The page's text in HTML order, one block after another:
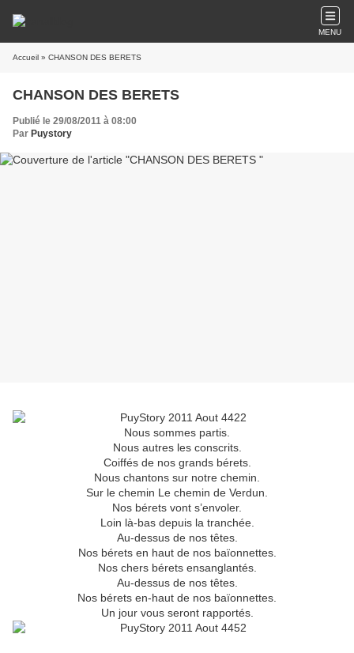
MENU
Accueil » CHANSON DES BERETS
CHANSON DES BERETS
Publié le 29/08/2011 à 08:00
Par Puystory
Nous sommes partis.
Nous autres les conscrits.
Coiffés de nos grands bérets.
Nous chantons sur notre chemin.
Sur le chemin Le chemin de Verdun.
Nos bérets vont s’envoler.
Loin là-bas depuis la tranchée.
Au-dessus de nos têtes.
Nos bérets en haut de nos baïonnettes.
Nos chers bérets ensanglantés.
Au-dessus de nos têtes.
Nos bérets en-haut de nos baïonnettes.
Un jour vous seront rapportés.